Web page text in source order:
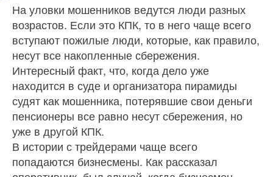
На уловки мошенников ведутся люди разных
возрастов. Если это КПК, то в него чаще всего
вступают пожилые люди, которые, как правило,
несут все накопленные сбережения.
Интересный факт, что, когда дело уже
находится в суде и организатора пирамиды
судят как мошенника, потерявшие свои деньги
пенсионеры все равно несут сбережения, но
уже в другой КПК.
В истории с трейдерами чаще всего
попадаются бизнесмены. Как рассказал